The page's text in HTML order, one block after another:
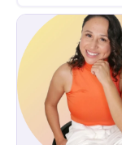
trabajado en
Adolescentes y